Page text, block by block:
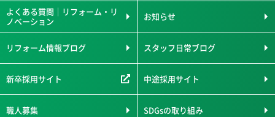
よくある質問｜リフォーム・リ
ノベーション
お知らせ
リフォーム情報ブログ スタッフ日常ブログ
新卒採用サイト 中途採用サイト
職人募集 SDGsの取り組み